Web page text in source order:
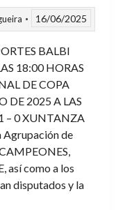
16/06/2025
BALBI
18:00 HORAS
DE COPA
DE 2025 A LAS
– 0 XUNTANZA
Agrupación de
así como a los
disputados y la